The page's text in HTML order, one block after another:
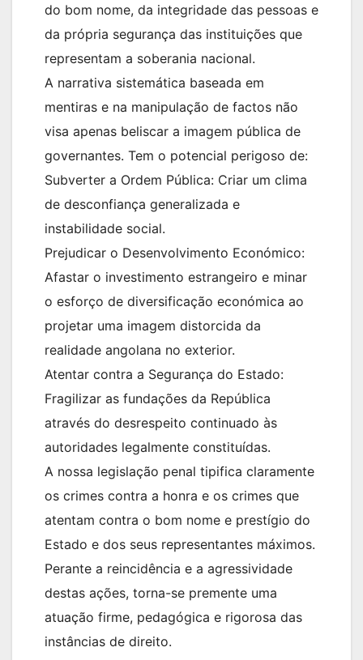
do bom nome, da integridade das pessoas e
da própria segurança das instituições que
representam a soberania nacional.
A narrativa sistemática baseada em
mentiras e na manipulação de factos não
visa apenas beliscar a imagem pública de
governantes. Tem o potencial perigoso de:
Subverter a Ordem Pública: Criar um clima
de desconfiança generalizada e
instabilidade social.
Prejudicar o Desenvolvimento Económico:
Afastar o investimento estrangeiro e minar
o esforço de diversificação económica ao
projetar uma imagem distorcida da
realidade angolana no exterior.
Atentar contra a Segurança do Estado:
Fragilizar as fundações da República
através do desrespeito continuado às
autoridades legalmente constituídas.
A nossa legislação penal tipifica claramente
os crimes contra a honra e os crimes que
atentam contra o bom nome e prestígio do
Estado e dos seus representantes máximos.
Perante a reincidência e a agressividade
destas ações, torna-se premente uma
atuação firme, pedagógica e rigorosa das
instâncias de direito.